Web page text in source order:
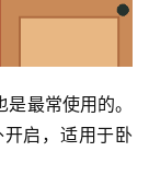
最常使用的。
启，适用于卧